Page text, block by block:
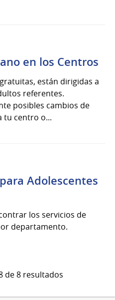
en los Centros
están dirigidas a
referentes.
posibles cambios de
tu centro o...
Adolescentes
los servicios de
departamento.
de 8 resultados